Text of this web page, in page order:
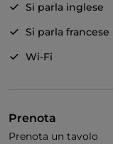
Si parla inglese
Si parla francese
Wi-Fi
Prenota
Prenota un tavolo